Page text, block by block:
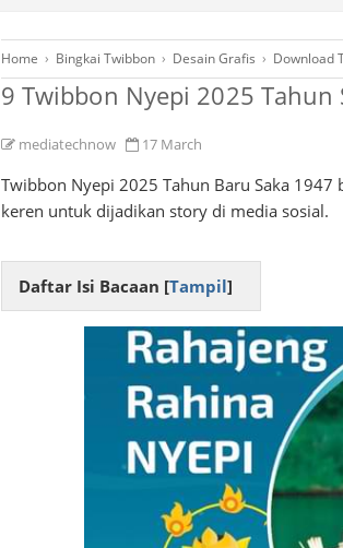
Home › Bingkai Twibbon › Desain Grafis › Download
9 Twibbon Nyepi 2025 Tahun
mediatechnow 17 March
Twibbon Nyepi 2025 Tahun Baru Saka
keren untuk dijadikan story di media sosial.
Daftar Isi Bacaan [Tampil]